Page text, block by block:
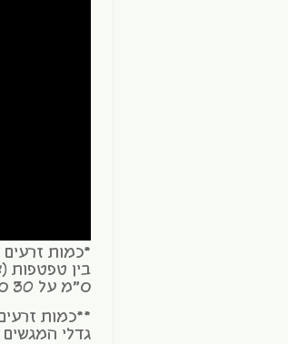
ס"מ על 30 ס"מ בגינה ללא תשתית טפטפות.
**כמות
גדלי המגשים